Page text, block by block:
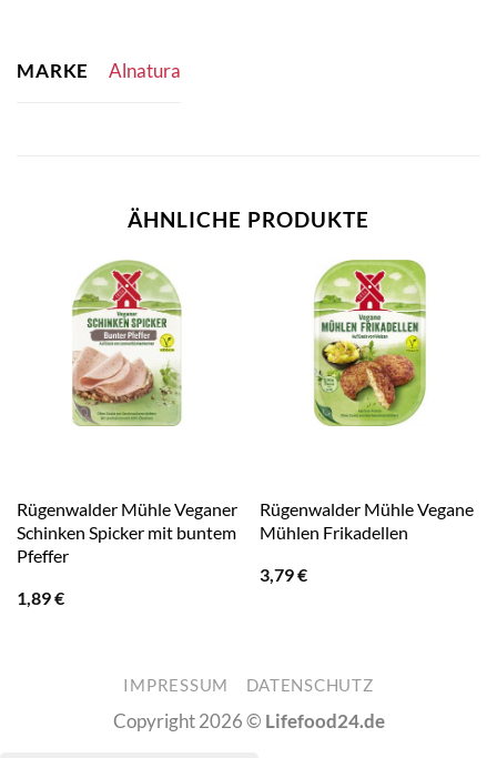
MARKE Alnatura
ÄHNLICHE PRODUKTE
Rügenwalder Mühle Veganer
Schinken Spicker mit buntem
Pfeffer
1,89€
Rügenwalder Mühle Vegane
Mühlen Frikadellen
3,79€
IMPRESSUM DATENSCHUTZ
Copyright 2026 © Lifefood24.de